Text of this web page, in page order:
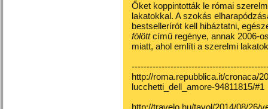
Őket koppintották le római
lakatokkal. A szokás
bestsellerírót kell hibáztatni,
fölöttcímű regénye, annak 2006-
miatt, ahol említi a szerelmi
http://roma.repubblica.it/cronaca/
lucchetti_dell_amore-94811815/#1
http://travelo.hu/tavol/2014/08/26/